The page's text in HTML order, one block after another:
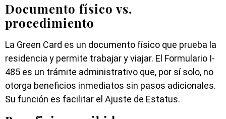
Documento físico vs.
procedimiento
La Green Card es un documento físico que prueba la
residencia y permite trabajar y viajar. El Formulario I-
485 es un trámite administrativo que, por sí solo, no
otorga beneficios inmediatos sin pasos adicionales.
Su función es facilitar el Ajuste de Estatus.